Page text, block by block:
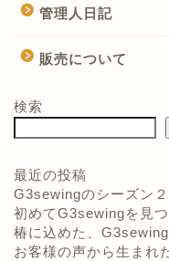
管理人日記
販売について
検索
最近の投稿
G3sewingのシーズン２
初めてG3sewingを見
椿に込めた、
お客様の声から生まれ